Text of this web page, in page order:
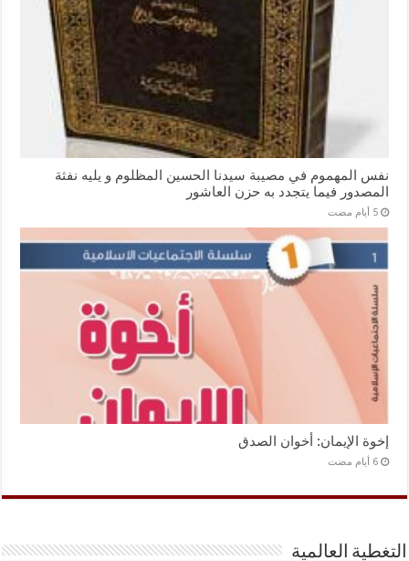
نفس المهموم في مصيبة سيدنا الحسين المظلوم و يليه نفثة
المصدور فيما يتجدد به حزن العاشور
‏5 أيام مضت
إخوة الإيمان: أخوان الصدق
‏6 أيام مضت
التغطية العالمية